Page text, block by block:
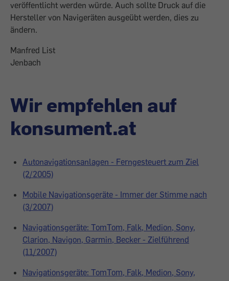
veröffentlicht werden würde. Auch sollte Druck auf die
Hersteller von Navigeräten ausgeübt werden, dies zu
ändern.
Manfred List
Jenbach
Wir empfehlen auf
konsument.at
Autonavigationsanlagen - Ferngesteuert zum Ziel
(2/2005)
Mobile Navigationsgeräte - Immer der Stimme nach
(3/2007)
Navigationsgeräte: TomTom, Falk, Medion, Sony,
Clarion, Navigon, Garmin, Becker - Zielführend
(11/2007)
Navigationsgeräte: TomTom, Falk, Medion, Sony,